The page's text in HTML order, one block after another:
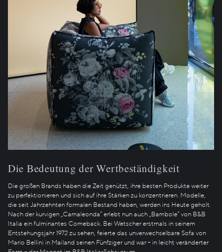
Die Bedeutung der Wertbeständigkeit
Die großen Brands haben die Zeit genützt, ihre besten Produkte weiter
zu perfektionieren und sich auf ihre Stärken zu konzentrieren. Modelle,
die seit Jahrzehnten formalen Bestand haben, werden ins Heute geholt.
Nach der kurvigen „Camaleonda“ erlebt nun auch „Bambole“ von B&B
Italia ein fulminantes Comeback. Bei Wetscher erstmals in seinem
Entstehungsjahr 1972 zu sehen, feierte das unverwechselbare Sofa von
Mario Bellini in Mailand seinen Fünfziger und war – in leicht veränderter